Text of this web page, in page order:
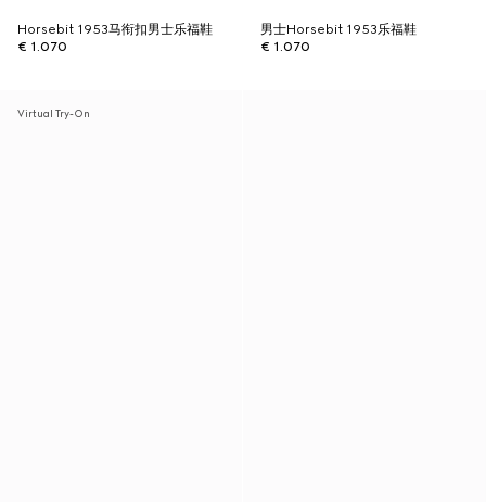
Horsebit 1953马衔扣男士乐福鞋
€ 1.070
男士Horsebit 1953乐福鞋
€ 1.070
Virtual Try-On